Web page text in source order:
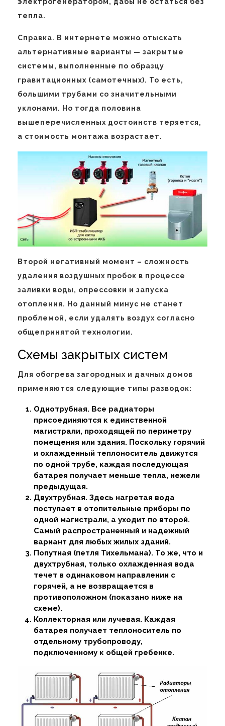
тепла.
Справка. В интернете можно отыскать
альтернативные варианты — закрытые
системы, выполненные по образцу
гравитационных (самотечных). То есть,
большими трубами со значительными
уклонами. Но тогда половина
вышеперечисленных достоинств теряется,
а стоимость монтажа возрастает.
Второй негативный момент – сложность
удаления воздушных пробок в процессе
заливки воды, опрессовки и запуска
отопления. Но данный минус не станет
проблемой, если удалять воздух согласно
общепринятой технологии.
Схемы закрытых систем
Для обогрева загородных и дачных домов
применяются следующие типы разводок:
Однотрубная. Все радиаторы
присоединяются к единственной
магистрали, проходящей по периметру
помещения или здания. Поскольку горячий
и охлажденный теплоноситель движутся
по одной трубе, каждая последующая
батарея получает меньше тепла, нежели
предыдущая.
Двухтрубная. Здесь нагретая вода
поступает в отопительные приборы по
одной магистрали, а уходит по второй.
Самый распространенный и надежный
вариант для любых жилых зданий.
Попутная (петля Тихельмана). То же, что и
двухтрубная, только охлажденная вода
течет в одинаковом направлении с
горячей, а не возвращается в
противоположном (показано ниже на
схеме).
Коллекторная или лучевая. Каждая
батарея получает теплоноситель по
отдельному трубопроводу,
подключенному к общей гребенке.